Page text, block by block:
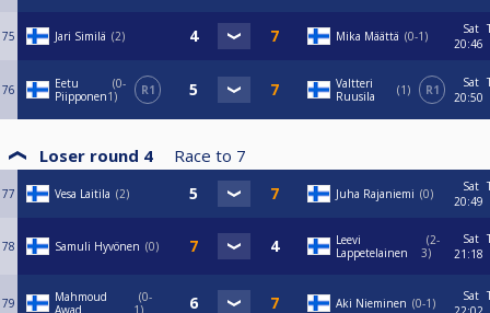
75 Jari Similä 2 Mika Määttä 0-1
Sat
20:46
76
Eetu
Piipponen
0-
1
R1
Valtteri
Ruusila
1 R1
Sat
20:50
Loser round 4 Race to 7
77 Vesa Laitila 2 Juha Rajaniemi 0
Sat
20:49
78 Samuli Hyvönen 0
Leevi
Lappetelainen
2-
3
Sat
21:18
79
Mahmoud
0-
Aki Nieminen 0-1
Sat